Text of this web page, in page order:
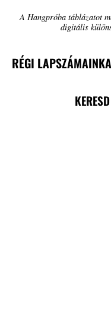
A Hangpróba táblázatot
digitális
RÉGI